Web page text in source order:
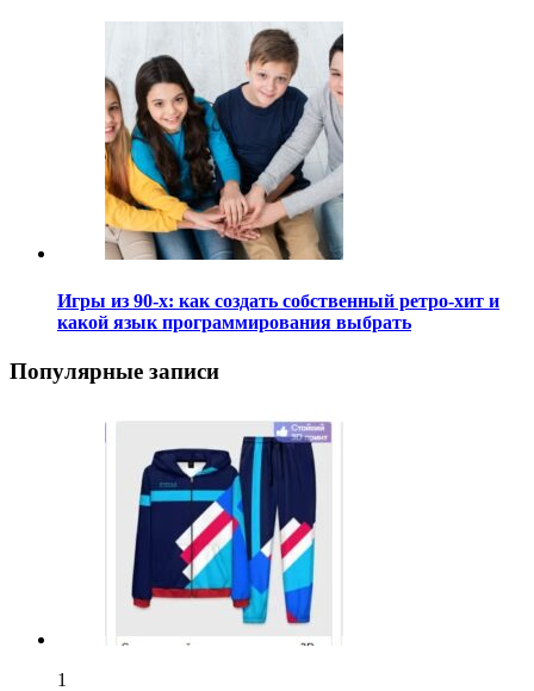
Игры из 90-х: как создать собственный ретро-хит и
какой язык программирования выбрать
Популярные записи
1